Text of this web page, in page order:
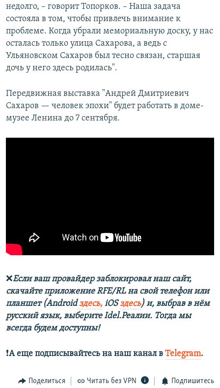
недолго, – говорит Топорков. – Наша задача
состояла в том, чтобы привлечь внимание к
проблеме. Когда убрали мемориальную доску, у нас
осталась только улица Сахарова, а ведь с
Ульяновском Сахаров был тесно связан, старшая
дочь у него здесь родилась".
Передвижная выставка "Андрей Дмитриевич
Сахаров — человек эпохи" будет работать в доме-
музее Ленина до 7 сентября.
❌Если ваш провайдер заблокировал наш сайт,
скачайте приложение RFE/RL на свой телефон или
планшет (Androidздесь, iOSздесь) и, выбрав в нём
русский язык, выберите Idel.Реалии. Тогда мы
всегда будем доступны!
❗️А еще подписывайтесь на наш канал в Telegram.
Поделиться Читать без VPN Подпишитесь